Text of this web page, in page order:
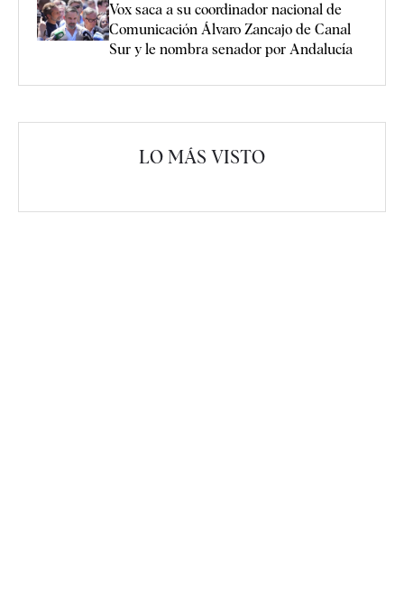
Vox saca a su coordinador nacional de
Comunicación Álvaro Zancajo de Canal
Sur y le nombra senador por Andalucía
LO MÁS VISTO